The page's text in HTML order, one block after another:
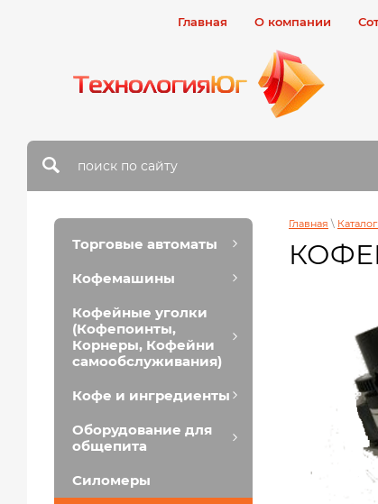
Главная О компании
Торговые автоматы
Кофемашины
Кофейные уголки
(Кофепоинты,
Корнеры, Кофейни
самообслуживания)
Кофе и ингредиенты
Оборудование для
общепита
Силомеры
Главная \